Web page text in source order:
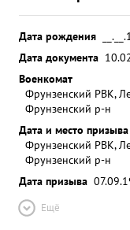
Дата рождения
Дата документа
Военкомат
Фрунзенский РВК,
Фрунзенский р-н
Дата и место призыва
Фрунзенский РВК,
Фрунзенский р-н
Дата призыва
Ещё